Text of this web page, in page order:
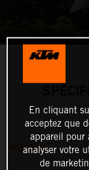
MOTEUR
En cliquant
acceptez que
appareil pour
analyser votre
de